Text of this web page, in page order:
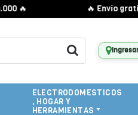
🔥 Envío gratis
ELECTRODOMESTICOS
, HOGAR Y
HERRAMIENTAS